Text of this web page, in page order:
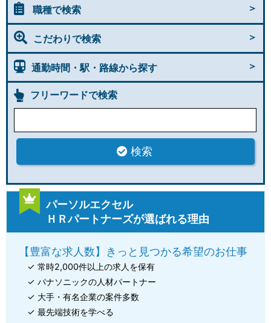
職種で検索
こだわりで検索
通勤時間・駅・路線から探す
フリーワードで検索
検索
パーソルエクセル
ＨＲパートナーズが選ばれる理由
【豊富な求人数】きっと見つかる希望のお仕事
✓ 常時2,000件以上の求人を保有
✓ パナソニックの人材パートナー
✓ 大手・有名企業の案件多数
✓ 最先端技術を学べる